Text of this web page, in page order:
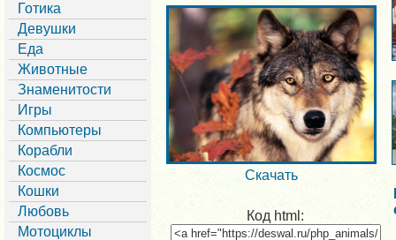
Готика
Девушки
Еда
Животные
Знаменитости
Игры
Компьютеры
Корабли
Космос
Кошки
Любовь
Мотоциклы
Скачать
Код html: